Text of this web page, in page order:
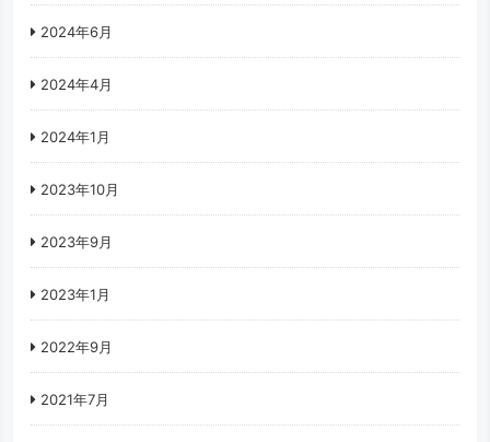
2024年6月
2024年4月
2024年1月
2023年10月
2023年9月
2023年1月
2022年9月
2021年7月